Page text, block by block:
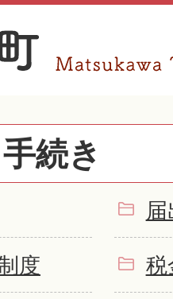
続き
度 税